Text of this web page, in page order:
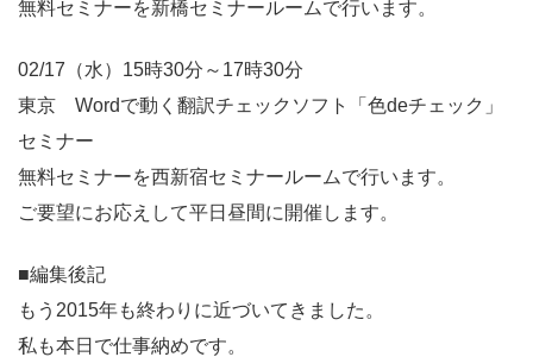
無料セミナーを新橋セミナールームで行います。
02/17（水）15時30分～17時30分
東京 Wordで動く翻訳チェックソフト「色deチェック」
セミナー
無料セミナーを西新宿セミナールームで行います。
ご要望にお応えして平日昼間に開催します。
■編集後記
もう2015年も終わりに近づいてきました。
私も本日で仕事納めです。